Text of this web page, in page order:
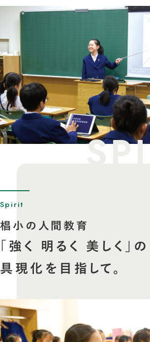
Spirit
椙小の人間教育
「強く 明るく 美しく」の
具現化を目指して。